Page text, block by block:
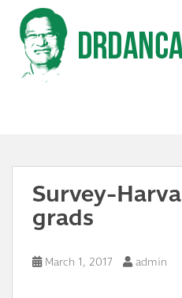
Survey-
grads
March 1, 2017 admin